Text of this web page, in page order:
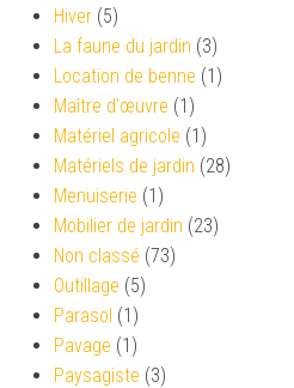
Hiver (5)
La faune du jardin (3)
Location de benne (1)
Maître d'œuvre (1)
Matériel agricole (1)
Matériels de jardin (28)
Menuiserie (1)
Mobilier de jardin (23)
Non classé (73)
Outillage (5)
Parasol (1)
Pavage (1)
Paysagiste (3)